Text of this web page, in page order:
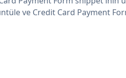
ve Credit Card Payment